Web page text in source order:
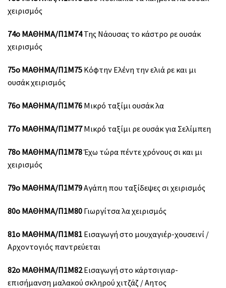
χειρισμός
74ο ΜΑΘΗΜΑ/Π1Μ74Της Νάουσας το κάστρο ρε ουσάκ
χειρισμός
75ο ΜΑΘΗΜΑ/Π1Μ75 Κόφτην Ελένη την ελιά ρε και μι
ουσάκ χειρισμός
76ο ΜΑΘΗΜΑ/Π1Μ76 Μικρό ταξίμι ουσάκ λα
77ο ΜΑΘΗΜΑ/Π1Μ77Μικρό ταξίμι ρε ουσάκ για Σελίμπεη
78ο ΜΑΘΗΜΑ/Π1Μ78Έχω τώρα πέντε χρόνους σι και μι
χειρισμός
79ο ΜΑΘΗΜΑ/Π1Μ79Αγάπη που ταξίδεψες σι χειρισμός
80ο ΜΑΘΗΜΑ/Π1Μ80 Γιωργίτσα λα χειρισμός
81o ΜΑΘΗΜΑ/Π1Μ81 Εισαγωγή στο μουχαγιέρ-χουσεινί /
Αρχοντογιός παντρεύεται
82ο ΜΑΘΗΜΑ/Π1Μ82Εισαγωγή στο κάρτσιγιαρ-
επισήμανση μαλακού σκληρού χιτζάζ / Αητος